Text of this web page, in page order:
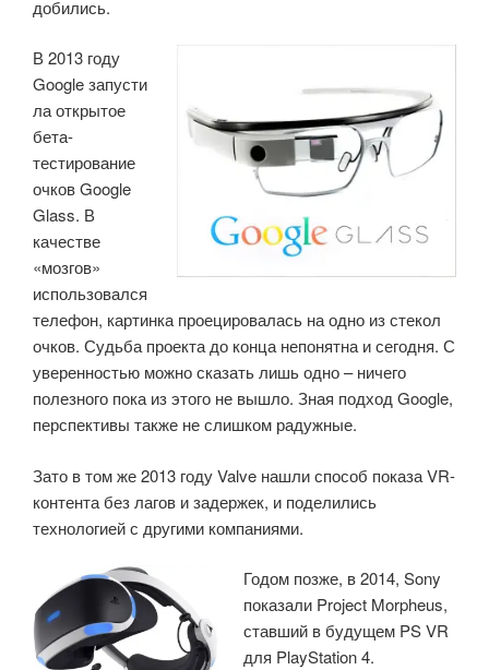
добились.
В 2013 году
Google запусти
ла открытое
бета-
тестирование
очков Google
Glass. В
качестве
«мозгов»
использовался
телефон, картинка проецировалась на одно из стекол
очков. Судьба проекта до конца непонятна и сегодня. С
уверенностью можно сказать лишь одно – ничего
полезного пока из этого не вышло. Зная подход Google,
перспективы также не слишком радужные.
Зато в том же 2013 году Valve нашли способ показа VR-
контента без лагов и задержек, и поделились
технологией с другими компаниями.
Годом позже, в 2014, Sony
показали Project Morpheus,
ставший в будущем PS VR
для PlayStation 4.